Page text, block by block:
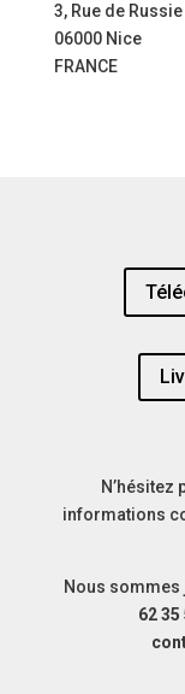
3, Rue de Russie
06000 Nice
FRANCE
N’hésitez
informations
Nous
62 35